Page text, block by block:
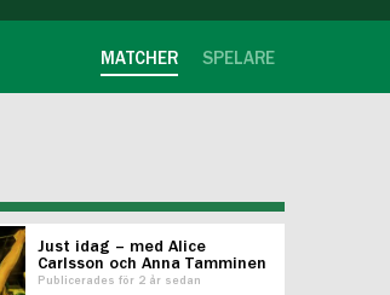
SPELARE
MATCHER
Just idag – med Alice
Carlsson och Anna Tamminen
Publicerades för 2 år sedan